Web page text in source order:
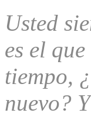
Usted
es el
tiempo,
nuevo?